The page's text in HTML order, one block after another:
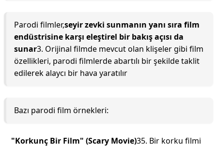
Parodi filmler,seyir zevki sunmanın yanı sıra film
endüstrisine karşı eleştirel bir bakış açısı da
sunar3. Orijinal filmde mevcut olan klişeler gibi film
özellikleri, parodi filmlerde abartılı bir şekilde taklit
edilerek alaycı bir hava yaratılır
Bazı parodi film örnekleri:
"Korkunç Bir Film" (Scary Movie)35. Bir korku filmi